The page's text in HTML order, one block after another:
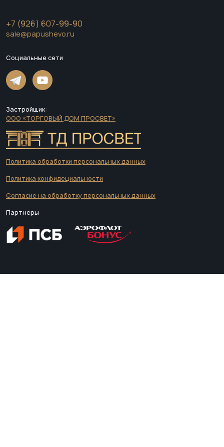
Застройщик:
ООО «ТОРГОВЫЙ ДОМ ПРОСВЕТ»
Политика обработки персональных данных
Политика конфидециальности
Согласие на обработку персональных данных
Партнёры
+7 (926) 607-99-90
sale@papushevo.ru
Социальные сети